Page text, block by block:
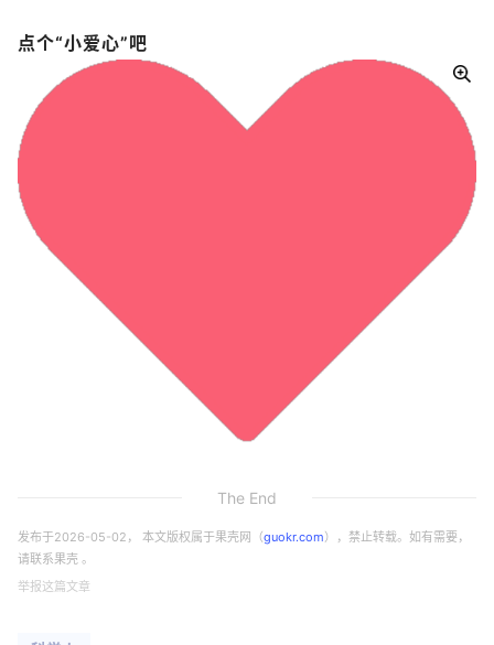
点个“小爱心”吧
The End
发布于2026-05-02 ， 本文版权属于果壳网（guokr.com），禁止转载。如有需要，
请联系果壳 。
举报这篇文章